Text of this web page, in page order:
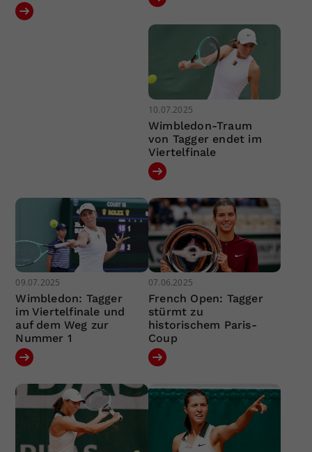
10.07.2025
Wimbledon-Traum
von Tagger endet im
Viertelfinale
09.07.2025
Wimbledon: Tagger
im Viertelfinale und
auf dem Weg zur
Nummer 1
07.06.2025
French Open: Tagger
stürmt zu
historischem Paris-
Coup